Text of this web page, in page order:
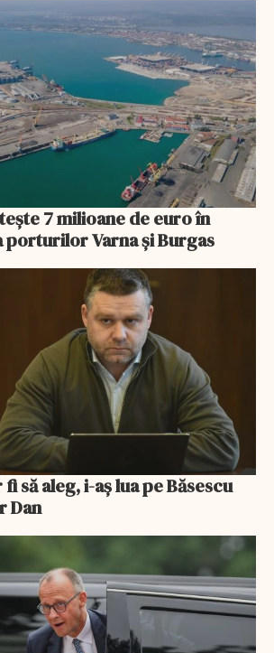
7 milioane de euro în
Varna și Burgas
să aleg, i-aș lua pe Băsescu
Dan